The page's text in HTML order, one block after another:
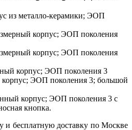
из металло-керамики; ЭОП
корпус; ЭОП поколения
корпус; ЭОП поколения
корпус; ЭОП поколения 3
корпус; ЭОП поколения 3; большой
корпус; ЭОП поколения 3 с
кнопка.
бесплатную доставку по Москве